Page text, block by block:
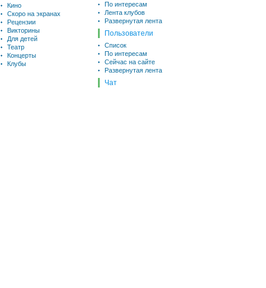
Кино
Скоро на экранах
Рецензии
Викторины
Для детей
Театр
Концерты
Клубы
По интересам
Лента клубов
Развернутая лента
Пользователи
Список
По интересам
Сейчас на сайте
Развернутая лента
Чат